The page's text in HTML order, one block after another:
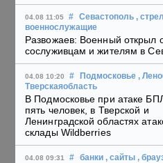
04.08 11:05 # Севастополь ,
военнослужащие
Развожаев: Военный открыл
сослуживцам и жителям в
04.08 10:20 # Подмосковье ,
Тверскаяобласть
В Подмосковье при атаке
пять человек, в Тверской и
Ленинградской областях
склады Wildberries
04.08 09:31 # банки , сайты ,